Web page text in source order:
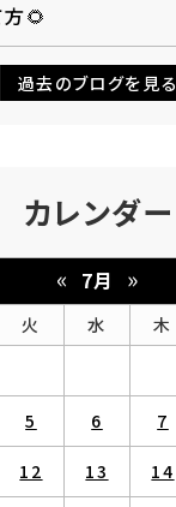
🌻
過去のブログを見る
カレンダー
« 7月 »
火 水 木
5 6 7
12 13 14